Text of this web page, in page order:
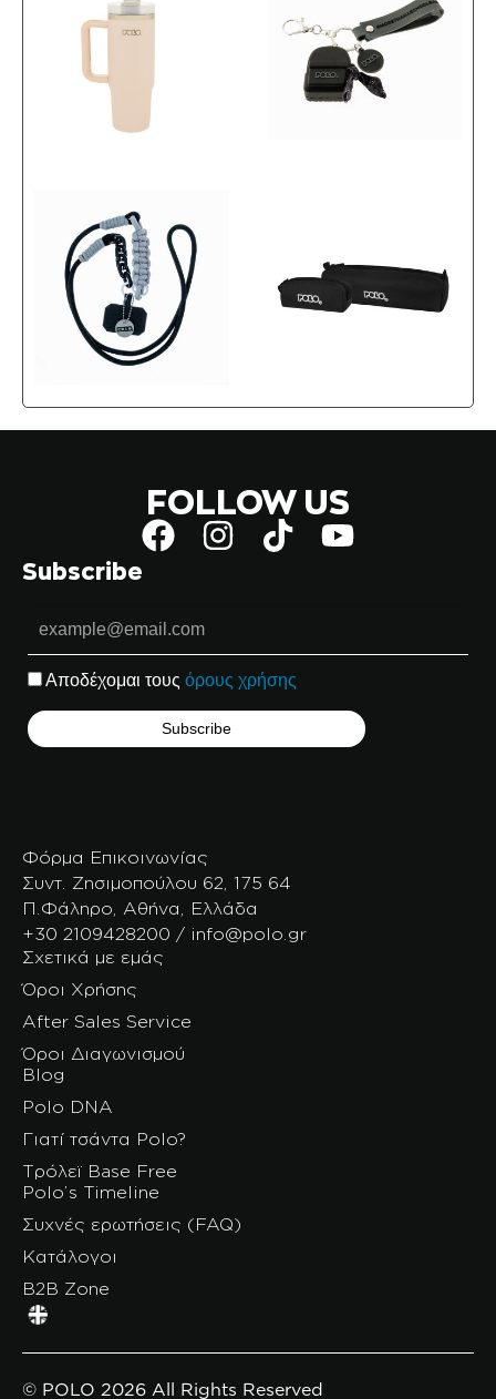
FOLLOW US
Subscribe
Αποδέχομαι τους όρους χρήσης
Φόρμα Επικοινωνίας
Συντ. Ζησιμοπούλου 62, 175 64
Π.Φάληρο, Αθήνα, Ελλάδα
+30 2109428200 / info@polo.gr
Σχετικά με εμάς
Όροι Χρήσης
After Sales Service
Όροι Διαγωνισμού
Blog
Polo DNA
Γιατί τσάντα Polo?
Τρόλεϊ Base Free
Polo’s Timeline
Συχνές ερωτήσεις (FAQ)
Κατάλογοι
B2B Zone
© POLO 2026 All Rights Reserved